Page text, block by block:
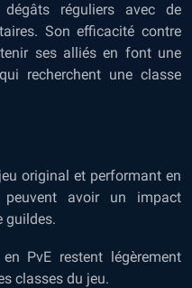
réguliers avec de
Son efficacité contre
ses alliés en font une
recherchent une classe
original et performant en
avoir un impact
guildes.
PvE restent légèrement
classes du jeu.